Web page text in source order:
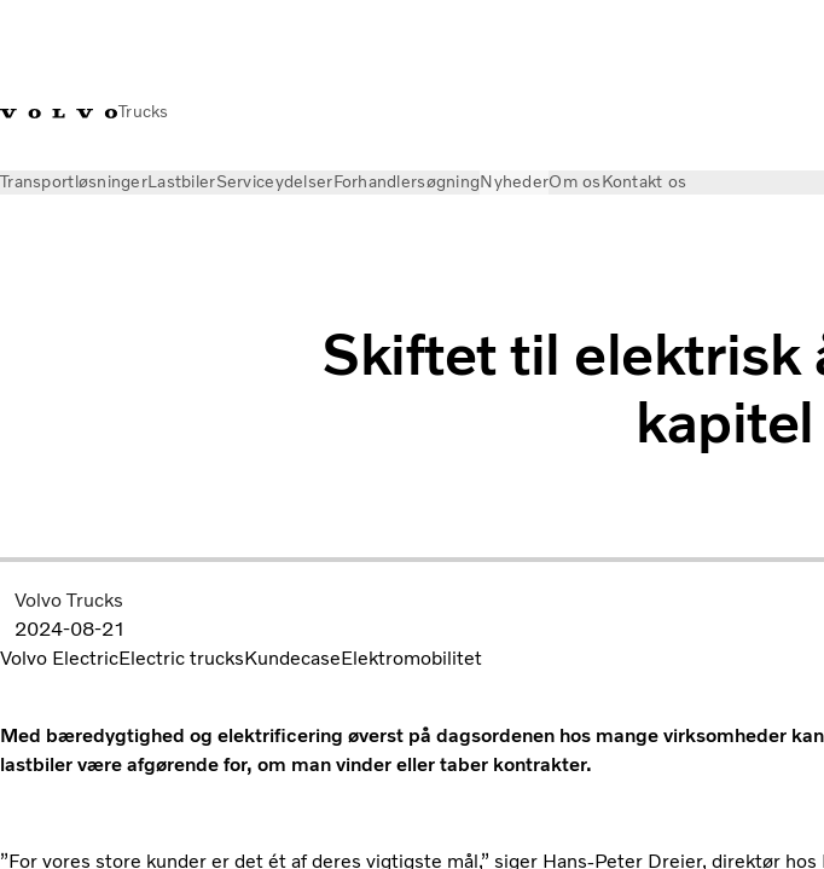
Trucks
TransportløsningerLastbilerServiceydelserForhandlersøgningNyhederOm osKontakt os
Skiftet til elektrisk
kapitel
Volvo Trucks
2024-08-21
Volvo ElectricElectric trucksKundecaseElektromobilitet
Med bæredygtighed og elektrificering øverst på dagsordenen hos mange virksomheder
lastbiler være afgørende for, om man vinder eller taber kontrakter.
”For vores store kunder er det ét af deres vigtigste mål,” siger Hans-Peter Dreier, direktør hos